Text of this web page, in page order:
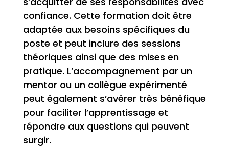
confiance. Cette formation doit être
adaptée aux besoins spécifiques du
poste et peut inclure des sessions
théoriques ainsi que des mises en
pratique. L’accompagnement par un
mentor ou un collègue expérimenté
peut également s’avérer très bénéfique
pour faciliter l’apprentissage et
répondre aux questions qui peuvent
surgir.